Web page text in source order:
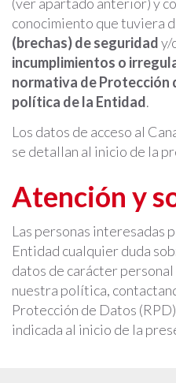
(ver apartado anterior) y
conocimiento que tuviera
(brechas) de seguridady/
incumplimientos o
normativa de Protección
política de la Entidad.
Los datos de acceso al
se detallan al inicio de la
Atención y
Las personas interesadas
Entidad cualquier duda
datos de carácter
nuestra política,
Protección de Datos
indicada al inicio de la